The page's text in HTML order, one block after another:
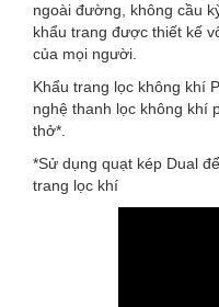
ngoài đường, không cầu
khẩu trang được thiết kế
của mọi người.
Khẩu trang lọc không khí
nghệ thanh lọc không khí
thở*.
*Sử dụng quạt kép Dual
trang lọc khí